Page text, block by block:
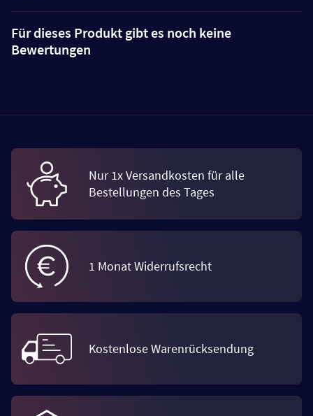
Für dieses Produkt gibt es noch keine
Bewertungen
Nur 1x Versandkosten für alle
Bestellungen des Tages
1 Monat Widerrufsrecht
Kostenlose Warenrücksendung